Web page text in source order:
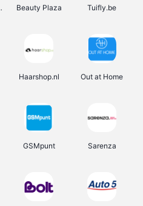
Beauty Plaza Tuifly.be
Haarshop.nl Out at Home
GSMpunt Sarenza